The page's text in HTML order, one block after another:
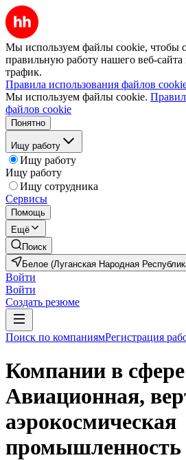
Мы используем файлы cookie, чтобы
правильную работу нашего веб-сайта
трафик.
Правила использования файлов
Мы используем файлы cookie.
файлов cookie
Понятно
Ищу работу
Ищу работу
Ищу работу
Ищу сотрудника
Сервисы
Помощь
Ещё
Поиск
Белое (Луганская Народная
Войти
Войти
Создать резюме
Поиск по компаниямРегистрация
Компании в сфере
Авиационная,
аэрокосмическая
промышленность